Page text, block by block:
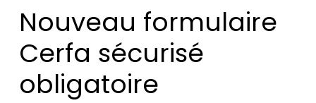
Nouveau formulaire
Cerfa sécurisé
obligatoire